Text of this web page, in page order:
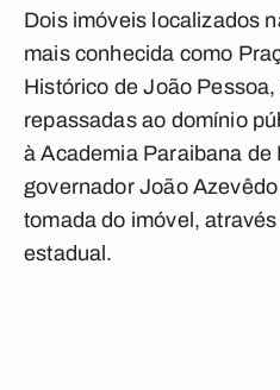
Dois imóveis localizados
mais conhecida como
Histórico de João
repassadas ao domínio
à Academia Paraibana de
governador João
tomada do imóvel,
estadual.